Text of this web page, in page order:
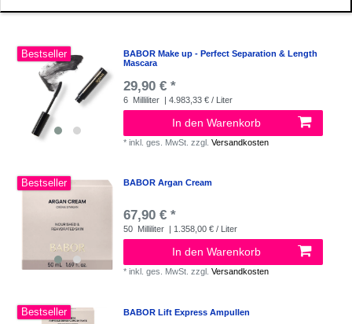
Bestseller
BABOR Make up - Perfect Separation & Length
Mascara
29,90 € *
6 Milliliter | 4.983,33 € / Liter
In den Warenkorb
*inkl. ges. MwSt. zzgl.Versandkosten
Bestseller BABOR Argan Cream
67,90 € *
50 Milliliter | 1.358,00 € / Liter
In den Warenkorb
*inkl. ges. MwSt. zzgl.Versandkosten
Bestseller BABOR Lift Express Ampullen